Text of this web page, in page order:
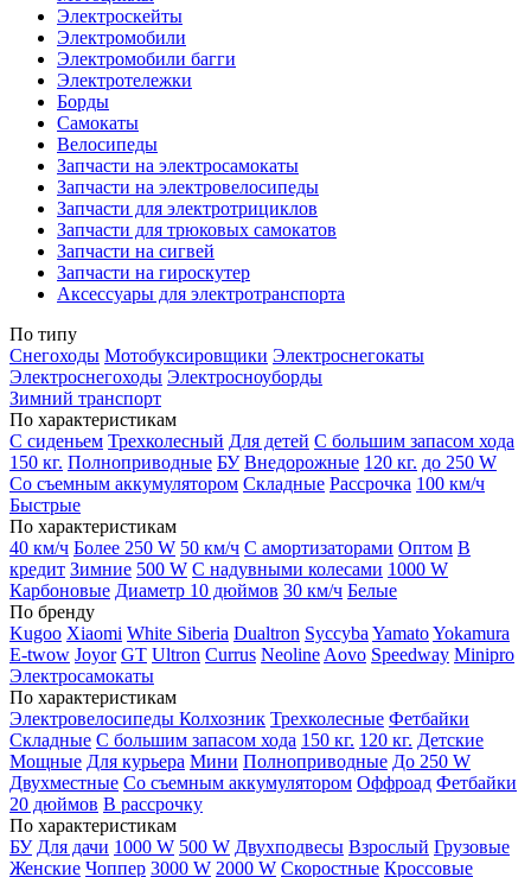
Электроскейты
Электромобили
Электромобили багги
Электротележки
Борды
Самокаты
Велосипеды
Запчасти на электросамокаты
Запчасти на электровелосипеды
Запчасти для электротрициклов
Запчасти для трюковых самокатов
Запчасти на сигвей
Запчасти на гироскутер
Аксессуары для электротранспорта
По типу
Снегоходы Мотобуксировщики Электроснегокаты
Электроснегоходы Электросноуборды
Зимний транспорт
По характеристикам
С сиденьем Трехколесный Для детей С большим запасом хода
150 кг. Полноприводные БУ Внедорожные 120 кг. до 250 W
Со съемным аккумулятором Складные Рассрочка 100 км/ч
Быстрые
По характеристикам
40 км/ч Более 250 W 50 км/ч С амортизаторами Оптом В
кредит Зимние 500 W С надувными колесами 1000 W
Карбоновые Диаметр 10 дюймов 30 км/ч Белые
По бренду
Kugoo Xiaomi White Siberia Dualtron Syccyba YamatoYokamura
E-twow Joyor GT Ultron Currus Neoline Aovo Speedway Minipro
Электросамокаты
По характеристикам
Электровелосипеды Колхозник Трехколесные Фетбайки
Складные С большим запасом хода 150 кг. 120 кг. Детские
Мощные Для курьера Мини Полноприводные До 250 W
Двухместные Со съемным аккумулятором Оффроад Фетбайки
20 дюймов В рассрочку
По характеристикам
БУ Для дачи 1000 W 500 W Двухподвесы Взрослый Грузовые
Женские Чоппер 3000 W 2000 W Скоростные Кроссовые